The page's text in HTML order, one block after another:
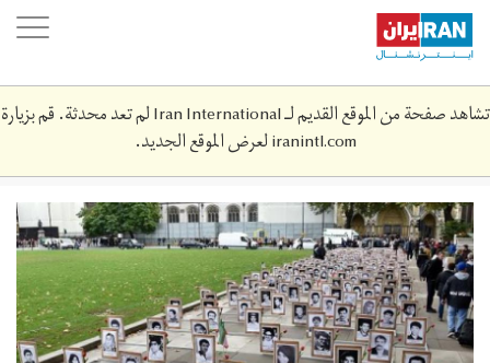
Skip
main
content
تشاهد صفحة من الموقع القديم لـ Iran International لم تعد محدثة. قم بزيارة
iranintl.comلعرض الموقع الجديد.
188-
102153-
fb1f70c7-
1b46-